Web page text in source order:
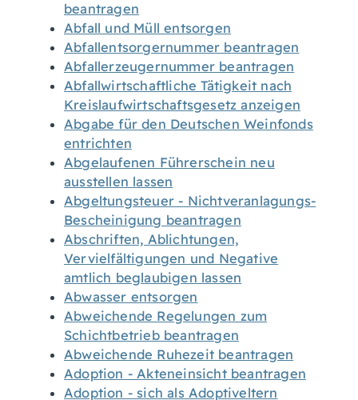
beantragen
Abfall und Müll entsorgen
Abfallentsorgernummer beantragen
Abfallerzeugernummer beantragen
Abfallwirtschaftliche Tätigkeit nach
Kreislaufwirtschaftsgesetz anzeigen
Abgabe für den Deutschen Weinfonds
entrichten
Abgelaufenen Führerschein neu
ausstellen lassen
Abgeltungsteuer - Nichtveranlagungs-
Bescheinigung beantragen
Abschriften, Ablichtungen,
Vervielfältigungen und Negative
amtlich beglaubigen lassen
Abwasser entsorgen
Abweichende Regelungen zum
Schichtbetrieb beantragen
Abweichende Ruhezeit beantragen
Adoption - Akteneinsicht beantragen
Adoption - sich als Adoptiveltern